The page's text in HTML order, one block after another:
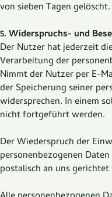
von sieben Tagen gelöscht.
5. Widerspruchs- und
Der Nutzer hat jederzeit
Verarbeitung der
Nimmt der Nutzer per E-
der Speicherung seiner
widersprechen. In einem
nicht fortgeführt werden.
Der Wiederspruch der
personenbezogenen
postalisch an uns